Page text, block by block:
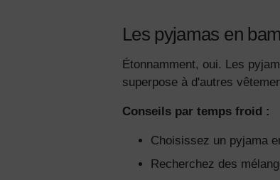
Les pyjamas en
Étonnamment, oui. Les
superpose à d'autres
Conseils par temps froid :
Choisissez un pyjama
Recherchez des